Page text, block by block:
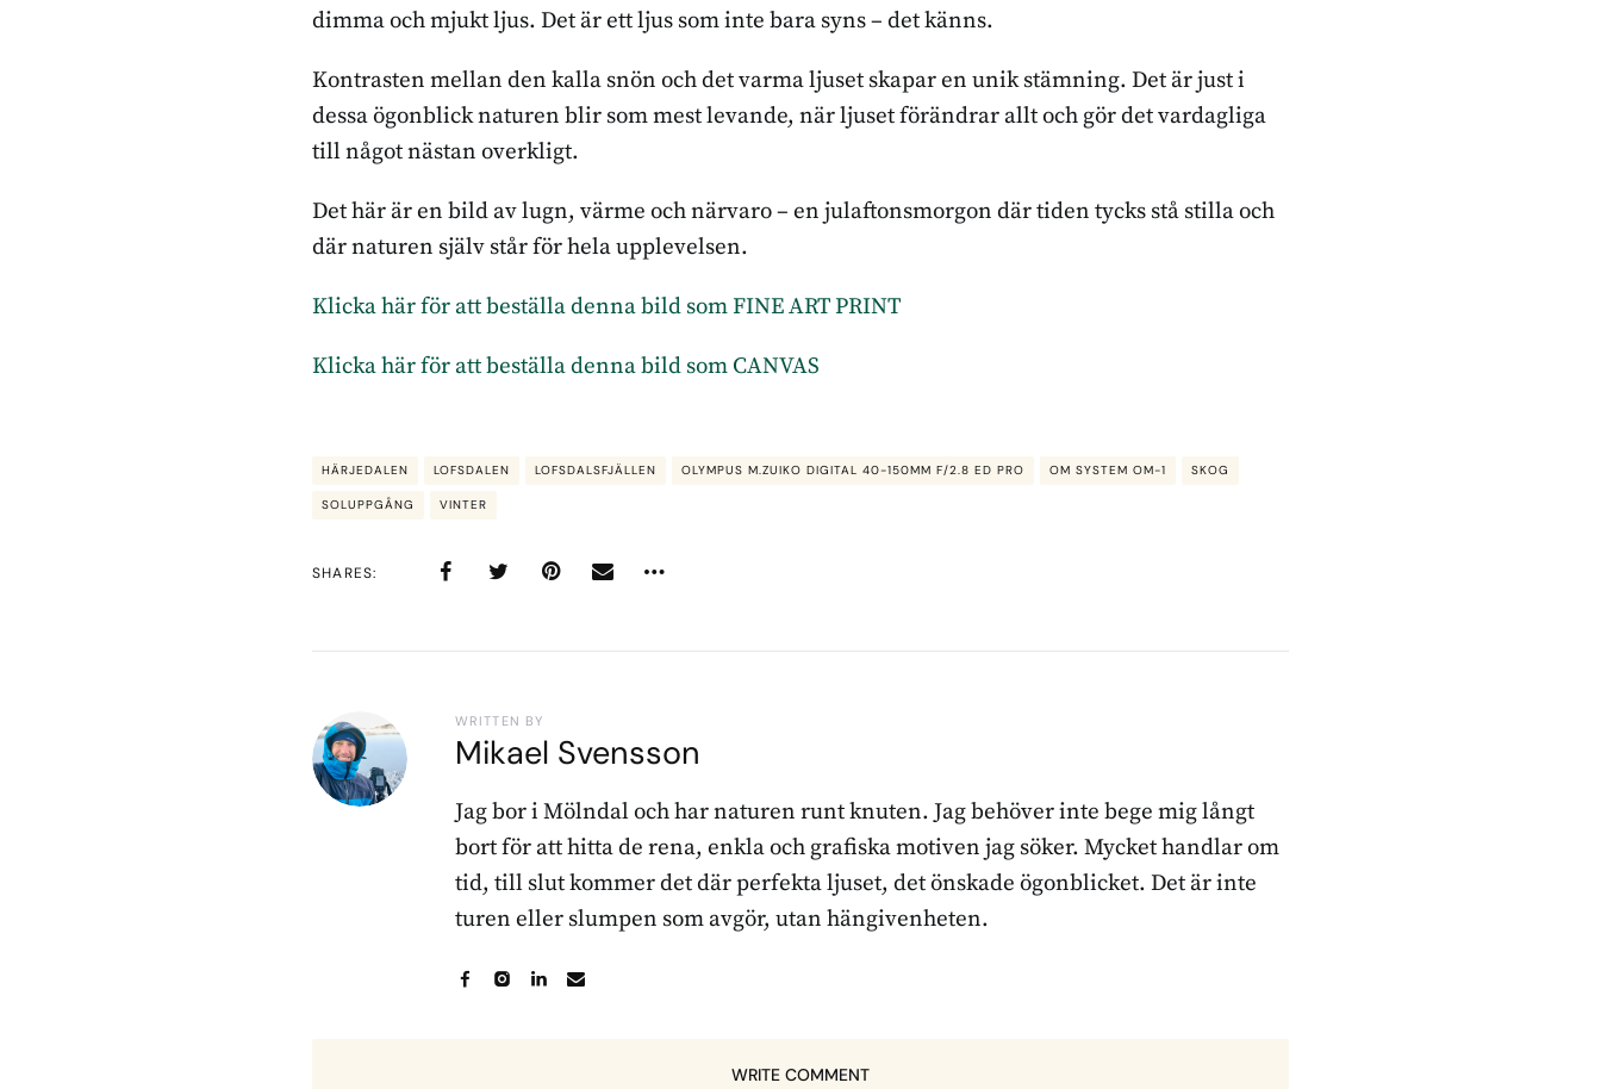
dimma och mjukt ljus. Det är ett ljus som inte bara syns – det känns.
Kontrasten mellan den kalla snön och det varma ljuset skapar en unik stämning. Det är just i
dessa ögonblick naturen blir som mest levande, när ljuset förändrar allt och gör det vardagliga
till något nästan overkligt.
Det här är en bild av lugn, värme och närvaro – en julaftonsmorgon där tiden tycks stå stilla och
där naturen själv står för hela upplevelsen.
Klicka här för att beställa denna bild som FINE ART PRINT
Klicka här för att beställa denna bild som CANVAS
HÄRJEDALEN LOFSDALEN LOFSDALSFJÄLLEN OLYMPUS M.ZUIKO DIGITAL 40-150MM F/2.8 ED PRO OM SYSTEM OM-1 SKOG
SOLUPPGÅNG VINTER
SHARES
WRITTEN BY
Mikael Svensson
Jag bor i Mölndal och har naturen runt knuten. Jag behöver inte bege mig långt
bort för att hitta de rena, enkla och grafiska motiven jag söker. Mycket handlar om
tid, till slut kommer det där perfekta ljuset, det önskade ögonblicket. Det är inte
turen eller slumpen som avgör, utan hängivenheten.
WRITE COMMENT